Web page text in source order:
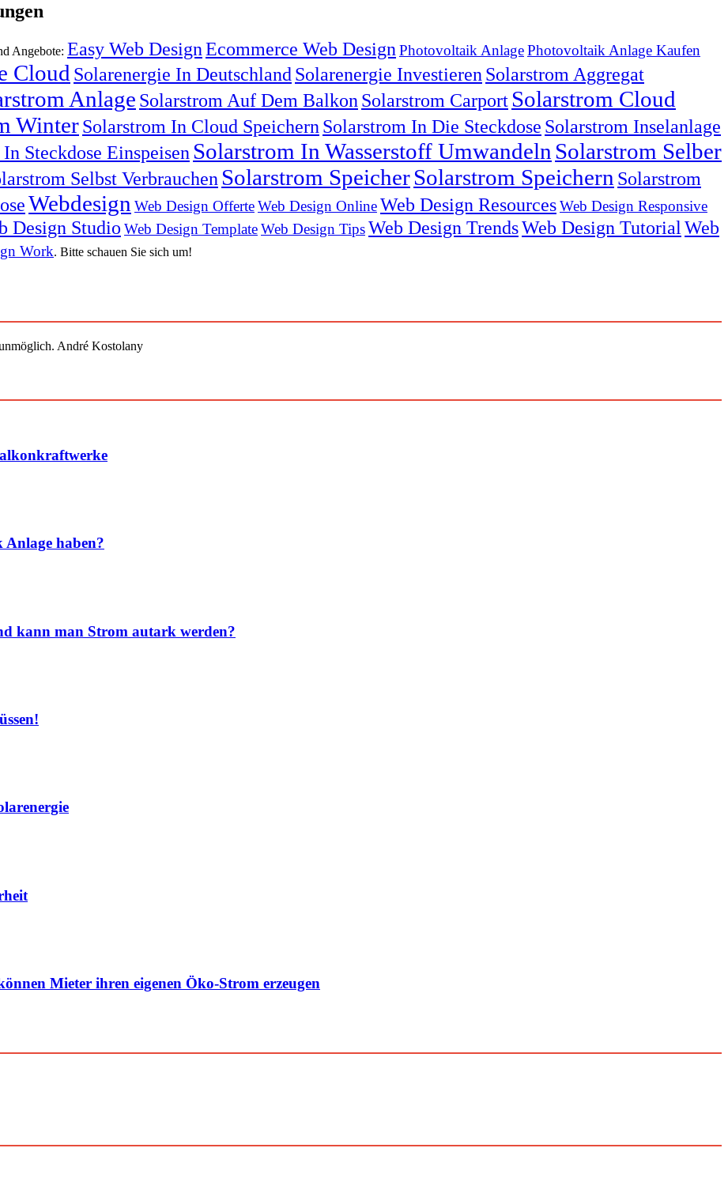
Angebote: Easy Web DesignEcommerce Web Design Photovoltaik AnlagePhotovoltaik Anlage Kaufen
Cloud Solarenergie In Deutschland Solarenergie Investieren Solarstrom Aggregat
Anlage Solarstrom Auf Dem Balkon Solarstrom Carport Solarstrom Cloud
WinterSolarstrom In Cloud Speichern Solarstrom In Die Steckdose Solarstrom Inselanlage
Steckdose Einspeisen Solarstrom In Wasserstoff Umwandeln Solarstrom Selber
Selbst Verbrauchen Solarstrom SpeicherSolarstrom Speichern Solarstrom
Webdesign Web Design OfferteWeb Design OnlineWeb Design ResourcesWeb Design Responsive
Design Studio Web Design TemplateWeb Design TipsWeb Design TrendsWeb Design Tutorial Web
Work. Bitte schauen Sie sich um!
André Kostolany
haben?
kann man Strom autark werden?
Mieter ihren eigenen Öko-Strom erzeugen